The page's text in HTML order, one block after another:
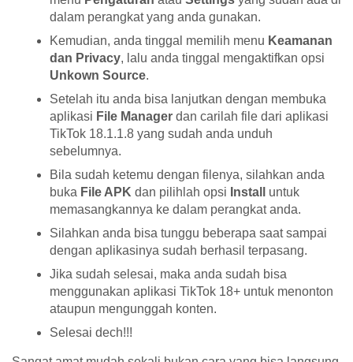
dalam perangkat yang anda gunakan.
Kemudian, anda tinggal memilih menu Keamanan
dan Privacy, lalu anda tinggal mengaktifkan opsi
Unkown Source.
Setelah itu anda bisa lanjutkan dengan membuka
aplikasi File Manager dan carilah file dari aplikasi
TikTok 18.1.1.8 yang sudah anda unduh
sebelumnya.
Bila sudah ketemu dengan filenya, silahkan anda
buka File APK dan pilihlah opsi Install untuk
memasangkannya ke dalam perangkat anda.
Silahkan anda bisa tunggu beberapa saat sampai
dengan aplikasinya sudah berhasil terpasang.
Jika sudah selesai, maka anda sudah bisa
menggunakan aplikasi TikTok 18+ untuk menonton
ataupun mengunggah konten.
Selesai dech!!!